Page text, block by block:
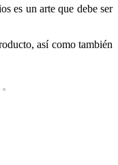
es un arte que debe ser
así como también